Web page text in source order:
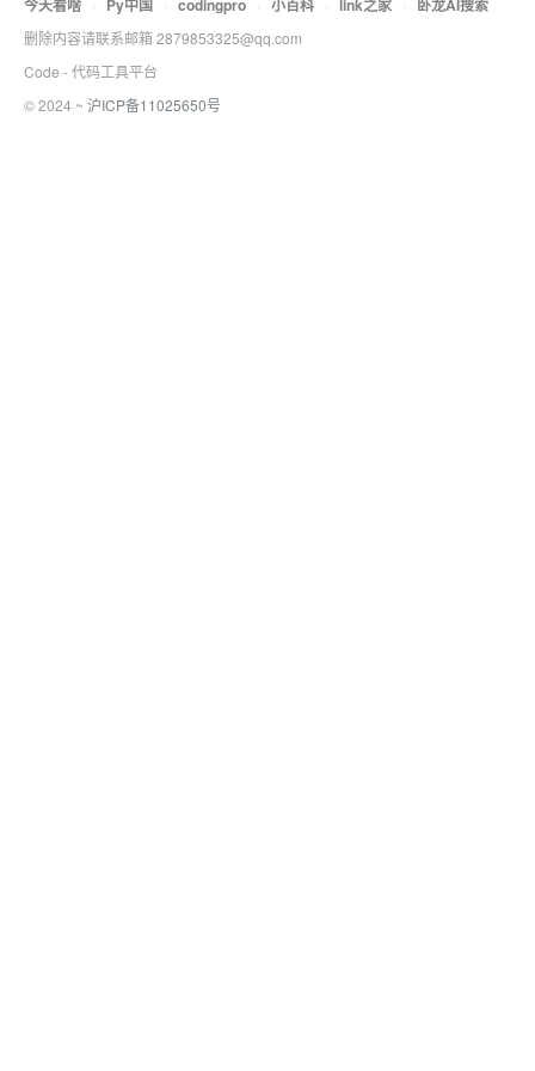
今天看啥 · Py中国 · codingpro · 小百科 · link之家 · 卧龙AI搜索
删除内容请联系邮箱 2879853325@qq.com
Code - 代码工具平台
© 2024 ~ 沪ICP备11025650号